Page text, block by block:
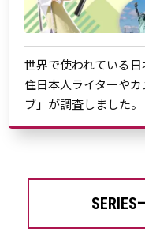
世界で使われている
住日本人ライターや
ブ」が調査しました。